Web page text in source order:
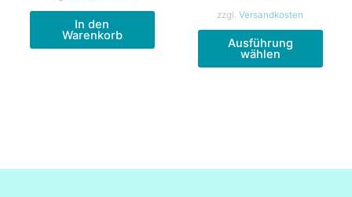
In den
Warenkorb
zzgl. Versandkosten
Ausführung
wählen
weist